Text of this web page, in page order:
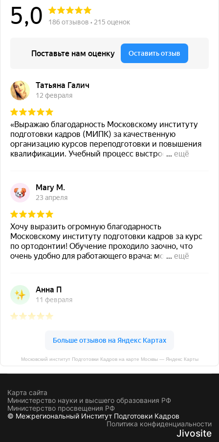
Московский институт Подготовки Кадров на карте Москвы — Яндекс Карты
Карта сайта
Министерство науки и высшего образования РФ
Министерство просвещения РФ
© Межрегиональный Институт Подготовки Кадров
Политика конфиденциальности
Jivosite